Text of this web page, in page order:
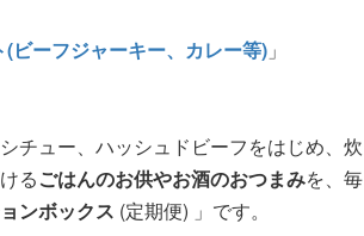
ビーフジャーキー、カレー等) 」
チュー、ハッシュドビーフをはじめ、炊
るごはんのお供やお酒のおつまみを、毎
ンボックス (定期便) 」です。